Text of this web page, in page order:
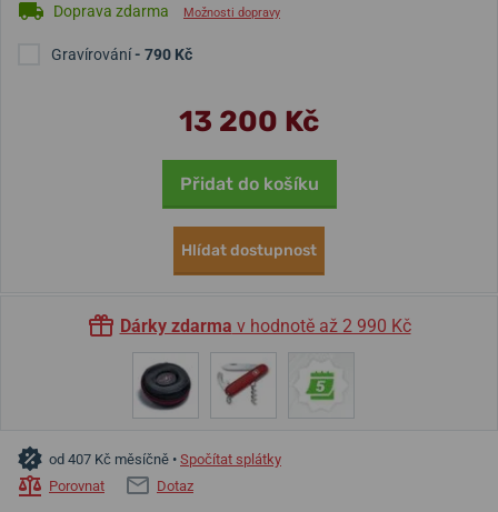
Doprava zdarma Možnosti dopravy
Gravírování- 790 Kč
13 200 Kč
Přidat do košíku
Hlídat dostupnost
Dárky zdarma v hodnotě až 2 990 Kč
od 407 Kč měsíčně • Spočítat splátky
Porovnat
Dotaz